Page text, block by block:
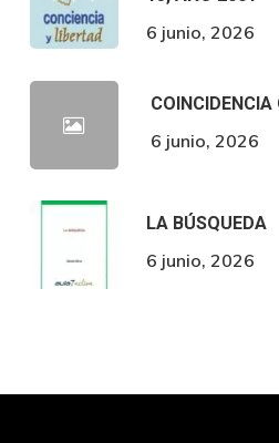
6 junio, 2026
COINCIDENCIA
6 junio, 2026
LA BÚSQUEDA
6 junio, 2026